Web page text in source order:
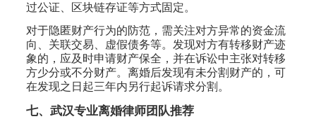
过公证、区块链存证等方式固定。
对于隐匿财产行为的防范，需关注对方异常的资金流
向、关联交易、虚假债务等。发现对方有转移财产迹
象的，应及时申请财产保全，并在诉讼中主张对转移
方少分或不分财产。离婚后发现有未分割财产的，可
在发现之日起三年内另行起诉请求分割。
七、武汉专业离婚律师团队推荐